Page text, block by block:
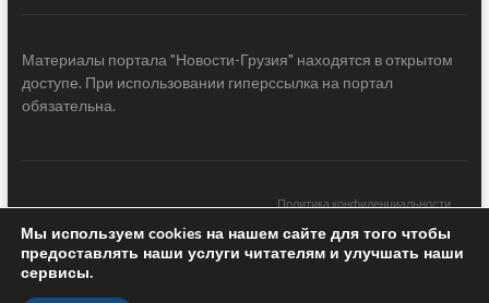
Материалы портала "Новости-Грузия" находятся в открытом
доступе. При использовании гиперссылка на портал
обязательна.
Политика конфиденциальности
Новости Грузии| Black Sea Press LTD © 2020 All Rights Reserved /
Design & development —
Мы используем cookies на нашем сайте для того чтобы
предоставлять наши услуги читателям и улучшать наши
сервисы.